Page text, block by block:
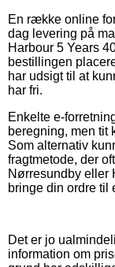
En række online
dag levering på
Harbour 5 Years
bestillingen
har udsigt til at
har fri.
Enkelte e-
beregning, men tit
Som alternativ
fragtmetode, der
Nørresundby eller
bringe din ordre til
Det er jo
information om